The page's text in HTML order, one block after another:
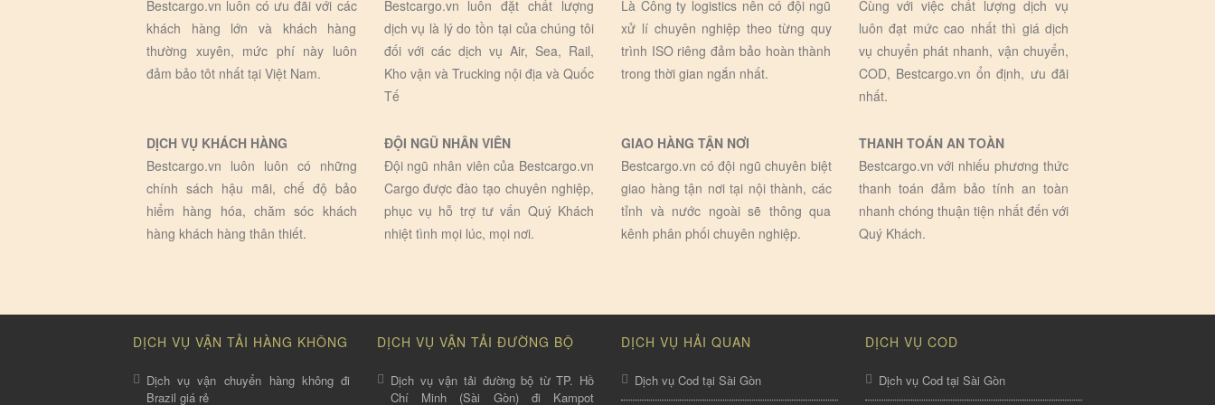
Bestcargo.vn luôn có ưu đãi với các
khách hàng lớn và khách hàng
thường xuyên, mức phí này luôn
đảm bảo tôt nhất tại Việt Nam.
Bestcargo.vn luôn đặt chất lượng
dịch vụ là lý do tồn tại của chúng tôi
đối với các dịch vụ Air, Sea, Rail,
Kho vận và Trucking nội địa và Quốc
Tế
Là Công ty logistics nên có đội ngũ
xử lí chuyên nghiệp theo từng quy
trình ISO riêng đảm bảo hoàn thành
trong thời gian ngắn nhất.
Cùng với việc chất lượng dịch vụ
luôn đạt mức cao nhất thì giá dịch
vụ chuyển phát nhanh, vận chuyển,
COD, Bestcargo.vn ổn định, ưu đãi
nhất.
DỊCH VỤ KHÁCH HÀNG
Bestcargo.vn luôn luôn có những
chính sách hậu mãi, chế độ bảo
hiểm hàng hóa, chăm sóc khách
hàng khách hàng thân thiết.
ĐỘI NGŨ NHÂN VIÊN
Đội ngũ nhân viên của Bestcargo.vn
Cargo được đào tạo chuyên nghiệp,
phục vụ hỗ trợ tư vấn Quý Khách
nhiệt tình mọi lúc, mọi nơi.
GIAO HÀNG TẬN NƠI
Bestcargo.vn có đội ngũ chuyên biệt
giao hàng tận nơi tại nội thành, các
tỉnh và nước ngoài sẽ thông qua
kênh phân phối chuyên nghiệp.
THANH TOÁN AN TOÀN
Bestcargo.vn với nhiếu phương thức
thanh toán đảm bảo tính an toàn
nhanh chóng thuận tiện nhất đến với
Quý Khách.
DỊCH VỤ VẬN TẢI HÀNG KHÔNG
Dịch vụ vận chuyển hàng không đi
Brazil giá rẻ
DỊCH VỤ VẬN TẢI ĐƯỜNG BỘ
Dịch vụ vận tải đường bộ từ TP. Hồ
Chí Minh (Sài Gòn) đi Kampot
DỊCH VỤ HẢI QUAN
Dịch vụ Cod tại Sài Gòn
DỊCH VỤ COD
Dịch vụ Cod tại Sài Gòn